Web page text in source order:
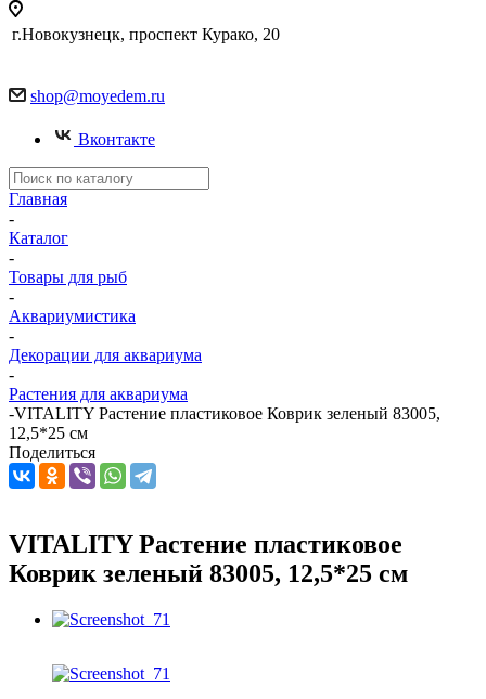
г.Новокузнецк, проспект Курако, 20
shop@moyedem.ru
Вконтакте
Главная
-
Каталог
-
Товары для рыб
-
Аквариумистика
-
Декорации для аквариума
-
Растения для аквариума
-VITALITY Растение пластиковое Коврик зеленый 83005,
12,5*25 см
Поделиться
VITALITY Растение пластиковое
Коврик зеленый 83005, 12,5*25 см